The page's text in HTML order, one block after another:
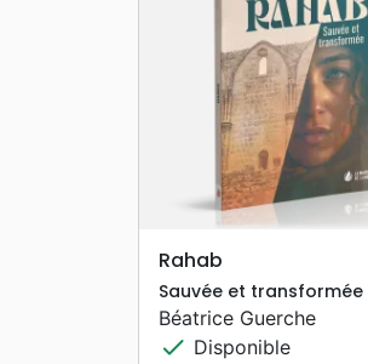
search
Rahab
Sauvée et transformée
Béatrice Guerche
check Disponible